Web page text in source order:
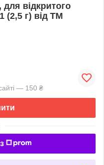
для відкритого
(2,5 г) від ТМ
— 150 ₴